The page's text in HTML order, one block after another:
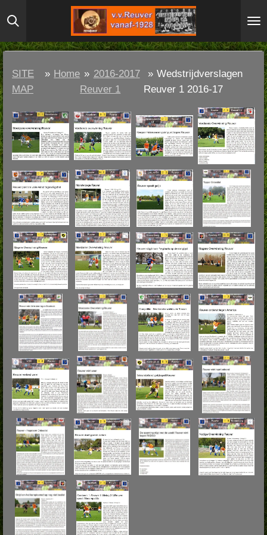
Ga
direct
naar
hoofdinhoud
SITE
MAP
» Home » 2016-2017
Reuver 1
» Wedstrijdverslagen
Reuver 1 2016-17